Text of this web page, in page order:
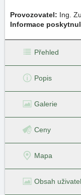
Provozovatel: Ing.
Informace
Přehled
Popis
Galerie
Ceny
Mapa
Obsah